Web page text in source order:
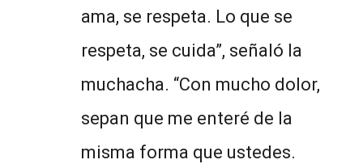
ama, se respeta. Lo que se
respeta, se cuida”, señaló la
muchacha. “Con mucho dolor,
sepan que me enteré de la
misma forma que ustedes.